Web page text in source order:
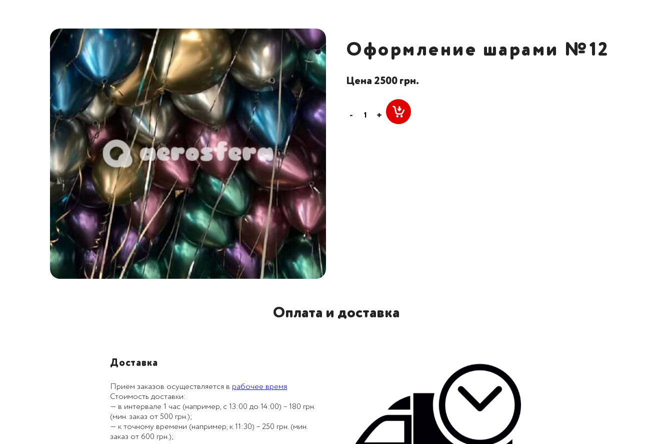
Оформление шарами №12
Цена 2500 грн.
- +
Оплата и доставка
Доставка
Приём заказов осуществляется в рабочее время.
Стоимость доставки:
— в интервале 1 час (например, с 13:00 до 14:00) – 180 грн.
(мин. заказ от 500 грн.);
— к точному времени (например, к 11:30) – 250 грн. (мин.
заказ от 600 грн.);